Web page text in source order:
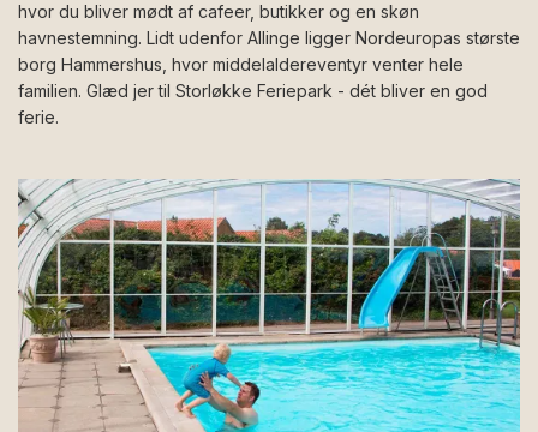
hvor du bliver mødt af cafeer, butikker og en skøn
havnestemning. Lidt udenfor Allinge ligger Nordeuropas største
borg Hammershus, hvor middelaldereventyr venter hele
familien. Glæd jer til Storløkke Feriepark - dét bliver en god
ferie.